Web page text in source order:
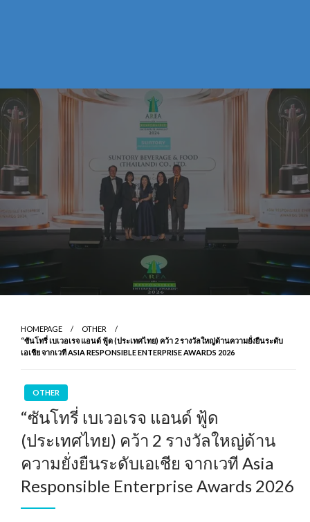
HOMEPAGE
OTHER
“ซันโทรี่ เบเวอเรจ แอนด์ ฟู้ด (ประเทศไทย) คว้า 2 รางวัลใหญ่ด้านความยั่งยืนระดับ
เอเชีย จากเวที ASIA RESPONSIBLE ENTERPRISE AWARDS 2026
OTHER
“ซันโทรี่ เบเวอเรจ แอนด์ ฟู้ด
(ประเทศไทย) คว้า 2 รางวัลใหญ่ด้าน
ความยั่งยืนระดับเอเชีย จากเวที Asia
Responsible Enterprise Awards 2026